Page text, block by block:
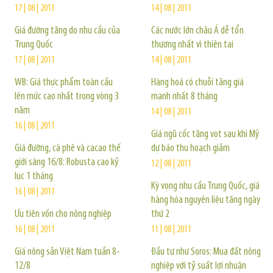
17 | 08 | 2011
Giá đường tăng do nhu cầu của
Trung Quốc
17 | 08 | 2011
WB: Giá thực phẩm toàn cầu
lên mức cao nhất trong vòng 3
năm
16 | 08 | 2011
Giá đường, cà phê và cacao thế
giới sáng 16/8: Robusta cao kỷ
lục 1 tháng
16 | 08 | 2011
Ưu tiên vốn cho nông nghiệp
16 | 08 | 2011
Giá nông sản Việt Nam tuần 8-
12/8
14 | 08 | 2011
Các nước lớn châu Á dễ tổn
thương nhất vì thiên tai
14 | 08 | 2011
Hàng hoá có chuỗi tăng giá
mạnh nhất 8 tháng
14 | 08 | 2011
Giá ngũ cốc tăng vọt sau khi Mỹ
dự báo thu hoạch giảm
12 | 08 | 2011
Kỳ vọng nhu cầu Trung Quốc, giá
hàng hóa nguyên liệu tăng ngày
thứ 2
11 | 08 | 2011
Đầu tư như Soros: Mua đất nông
nghiệp với tỷ suất lợi nhuận